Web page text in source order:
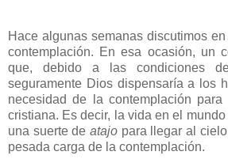
Hace algunas semanas discutimos
contemplación. En esa ocasión, un
que, debido a las condiciones
seguramente Dios dispensaría a los
necesidad de la contemplación
cristiana. Es decir, la vida en el
una suerte de atajo para llegar al
pesada carga de la contemplación.